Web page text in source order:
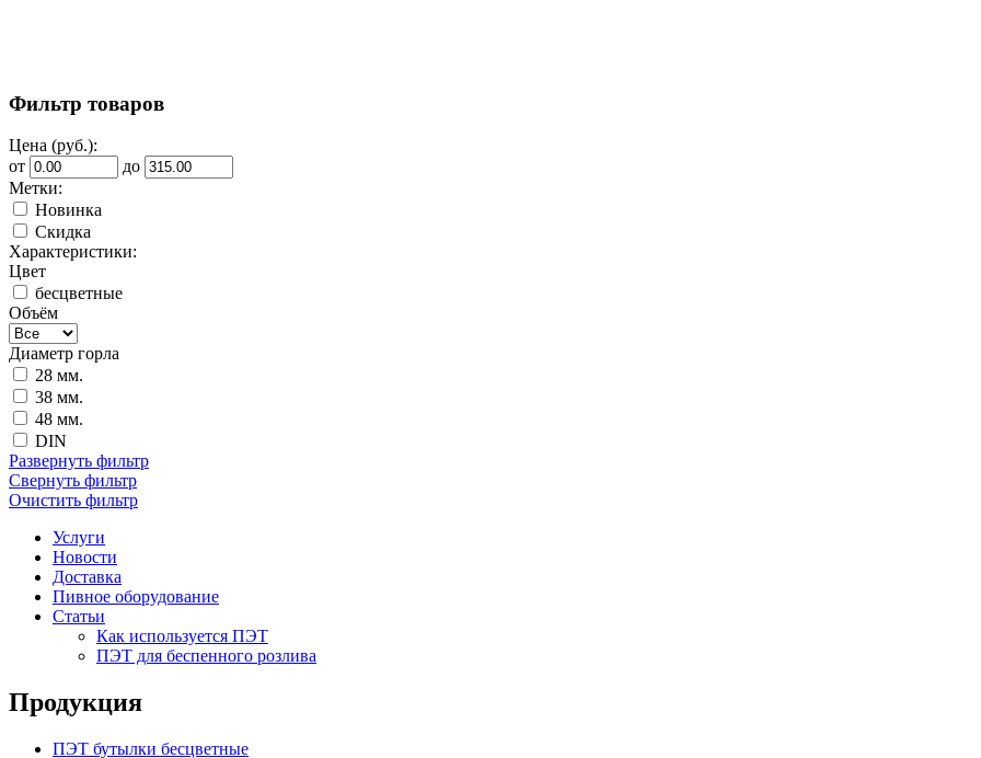
Фильтр товаров
Цена (руб.):
от
до
Метки:
Новинка
Скидка
Характеристики:
Цвет
бесцветные
Объём
Диаметр горла
28 мм.
38 мм.
48 мм.
DIN
Развернуть фильтр
Свернуть фильтр
Очистить фильтр
Услуги
Новости
Доставка
Пивное оборудование
Статьи
Как используется ПЭТ
ПЭТ для беспенного розлива
Продукция
ПЭТ бутылки бесцветные